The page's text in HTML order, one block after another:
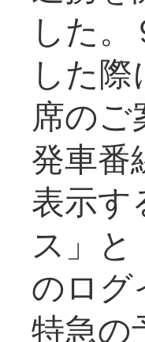
した
した
席のご
発車番
表示す
ス」と
のログ
特急の